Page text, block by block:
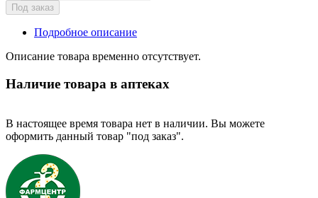
Под заказ
Подробное описание
Описание товара временно отсутствует.
Наличие товара в аптеках
В настоящее время товара нет в наличии. Вы можете
оформить данный товар "под заказ".